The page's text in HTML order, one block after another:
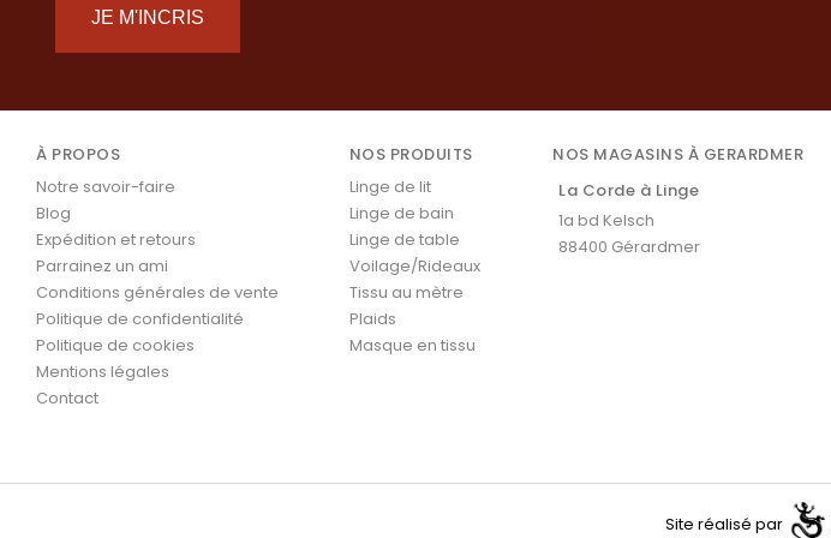
JE M'INCRIS
À PROPOS
Notre savoir-faire
Blog
Expédition et retours
Parrainez un ami
Conditions générales de vente
Politique de confidentialité
Politique de cookies
Mentions légales
Contact
NOS PRODUITS
Linge de lit
Linge de bain
Linge de table
Voilage/Rideaux
Tissu au mètre
Plaids
Masque en tissu
NOS MAGASINS À GERARDMER
La Corde à Linge
1a bd Kelsch
88400 Gérardmer
Site réalisé par